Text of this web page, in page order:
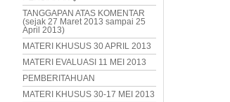
TANGGAPAN ATAS KOMENTAR
(sejak 27 Maret 2013 sampai 25
April 2013)
MATERI KHUSUS 30 APRIL 2013
MATERI EVALUASI 11 MEI 2013
PEMBERITAHUAN
MATERI KHUSUS 30-17 MEI 2013